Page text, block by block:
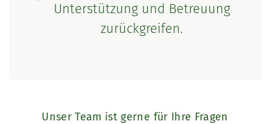
Unterstützung und Betreuung
zurückgreifen.
Unser Team ist gerne für Ihre Fragen